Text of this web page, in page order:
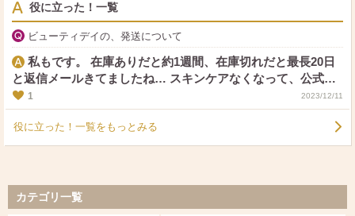
役に立った！一覧
ビューティデイの、発送について
私もです。 在庫ありだと約1週間、在庫切れだと最長20日
と返信メールきてましたね… スキンケアなくなって、公式で
買いましたが、それはすぐ届きました。 ポイントバック嬉し
かったですが、こんなかかると考えものですね…
1 2023/12/11
役に立った！一覧をもっとみる
カテゴリ一覧